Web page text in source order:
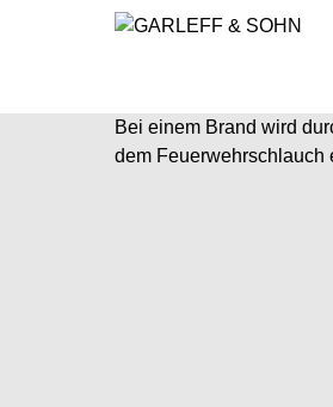
Bei einem Brand wird
dem Feuerwehrschlauch